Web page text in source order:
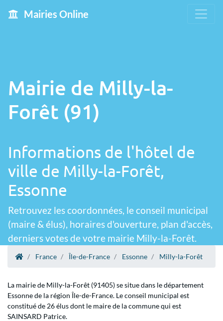
Mairies Online
Mairie de Milly-la-
Forêt (91)
Informations de l'hôtel de
ville de Milly-la-Forêt,
Essonne
Retrouvez les coordonnées, le conseil municipal
(maire & élus), horaires d'ouverture, plan d'accès,
derniers votes de votre mairie Milly-la-Forêt.
France Île-de-France Essonne Milly-la-Forêt
La mairie de Milly-la-Forêt (91405) se situe dans le département
Essonne de la région Île-de-France. Le conseil municipal est
constitué de 26 élus dont le maire de la commune qui est
SAINSARD Patrice.